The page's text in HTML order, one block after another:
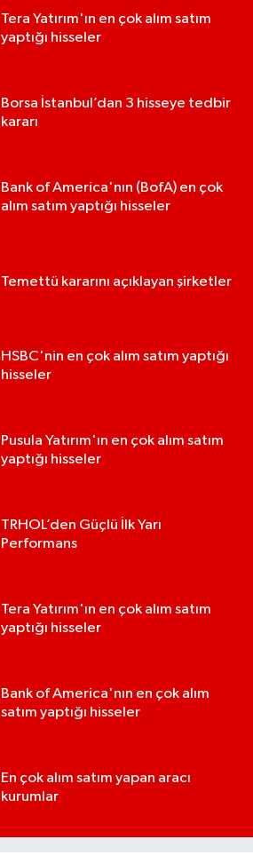
Tera Yatırım'ın en çok alım satım
yaptığı hisseler
Borsa İstanbul’dan 3 hisseye tedbir
kararı
Bank of America'nın (BofA) en çok
alım satım yaptığı hisseler
Temettü kararını açıklayan şirketler
HSBC'nin en çok alım satım yaptığı
hisseler
Pusula Yatırım'ın en çok alım satım
yaptığı hisseler
TRHOL’den Güçlü İlk Yarı
Performans
Tera Yatırım'ın en çok alım satım
yaptığı hisseler
Bank of America'nın en çok alım
satım yaptığı hisseler
En çok alım satım yapan aracı
kurumlar